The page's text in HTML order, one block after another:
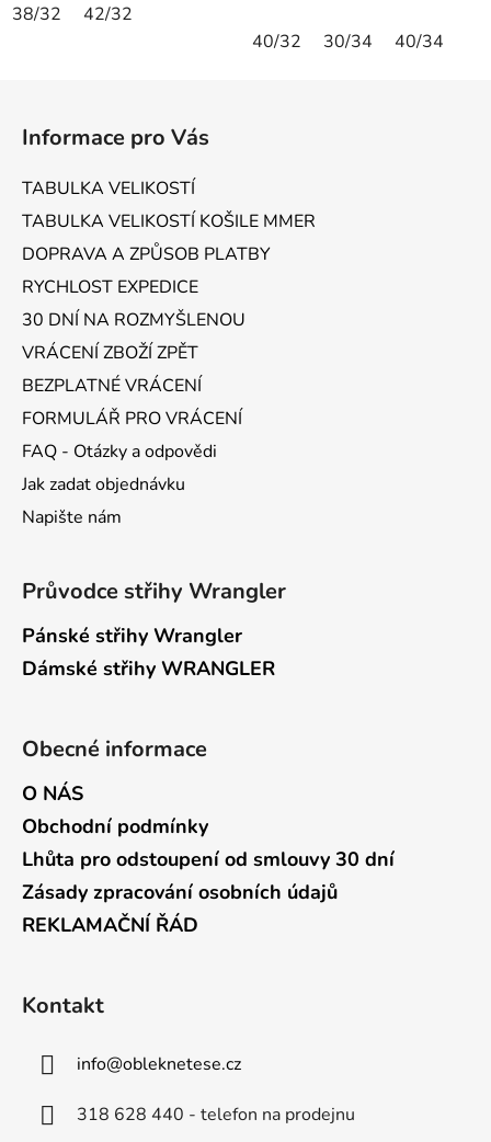
38/32 42/32
40/32 30/34 40/34
Informace pro Vás
TABULKA VELIKOSTÍ
TABULKA VELIKOSTÍ KOŠILE MMER
DOPRAVA A ZPŮSOB PLATBY
RYCHLOST EXPEDICE
30 DNÍ NA ROZMYŠLENOU
VRÁCENÍ ZBOŽÍ ZPĚT
BEZPLATNÉ VRÁCENÍ
FORMULÁŘ PRO VRÁCENÍ
FAQ - Otázky a odpovědi
Jak zadat objednávku
Napište nám
Průvodce střihy Wrangler
Pánské střihy Wrangler
Dámské střihy WRANGLER
Obecné informace
O NÁS
Obchodní podmínky
Lhůta pro odstoupení od smlouvy 30 dní
Zásady zpracování osobních údajů
REKLAMAČNÍ ŘÁD
Kontakt
info@obleknetese.cz
318 628 440 - telefon na prodejnu